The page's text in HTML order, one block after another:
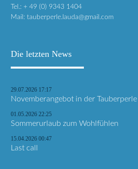
Tel.: + 49 (0) 9343 1404
Mail:tauberperle.lauda@gmail.com
Die letzten News
29.07.2026 17:17
Novemberangebot in der Tauberperle
01.05.2026 22:25
Sommerurlaub zum Wohlfühlen
15.04.2026 00:47
Last call